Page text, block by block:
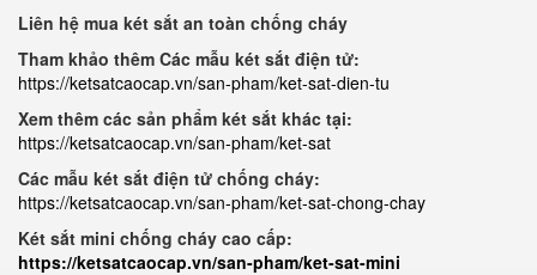
Liên hệ mua két sắt an toàn chống cháy
Tham khảo thêm Các mẫu két sắt điện tử:
https://ketsatcaocap.vn/san-pham/ket-sat-dien-tu
Xem thêm các sản phẩm két sắt khác tại:
https://ketsatcaocap.vn/san-pham/ket-sat
Các mẫu két sắt điện tử chống cháy:
https://ketsatcaocap.vn/san-pham/ket-sat-chong-chay
Két sắt mini chống cháy cao cấp:
https://ketsatcaocap.vn/san-pham/ket-sat-mini